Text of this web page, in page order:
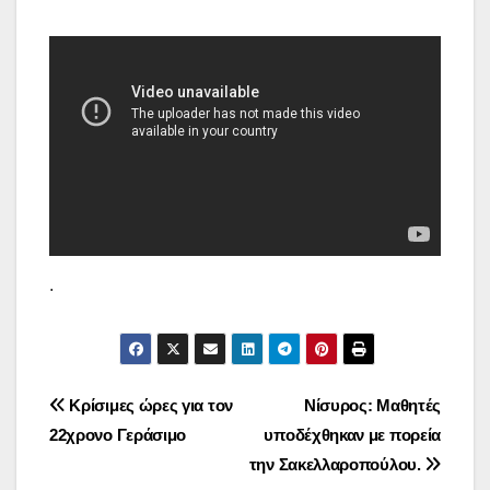
.
Πλοήγηση
άρθρων
Νίσυρος: Μαθητές
υποδέχθηκαν με πορεία
την Σακελλαροπούλου.
Κρίσιμες ώρες για τον
22χρονο Γεράσιμο